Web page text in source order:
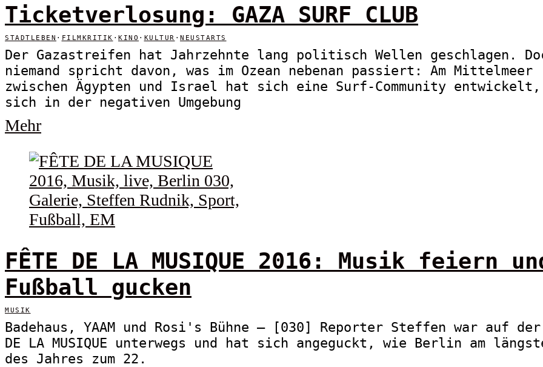
Ticketverlosung: GAZA SURF CLUB
STADTLEBEN · FILMKRITIK · KINO · KULTUR · NEUSTARTS
Der Gazastreifen hat Jahrzehnte lang politisch Wellen geschlagen.
niemand spricht davon, was im Ozean nebenan passiert: Am Mittelmeer
zwischen Ägypten und Israel hat sich eine Surf-Community
sich in der negativen Umgebung
Mehr
FÊTE DE LA MUSIQUE 2016: Musik feiern
Fußball gucken
MUSIK
Badehaus, YAAM und Rosi's Bühne – [030] Reporter Steffen war auf der
DE LA MUSIQUE unterwegs und hat sich angeguckt, wie Berlin am
des Jahres zum 22.